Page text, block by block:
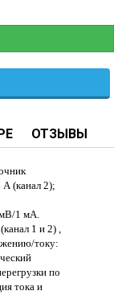
ОТЗЫВЫ
(канал 2);
мВ/1 мА.
1 и 2) ,
току:
по
тока и